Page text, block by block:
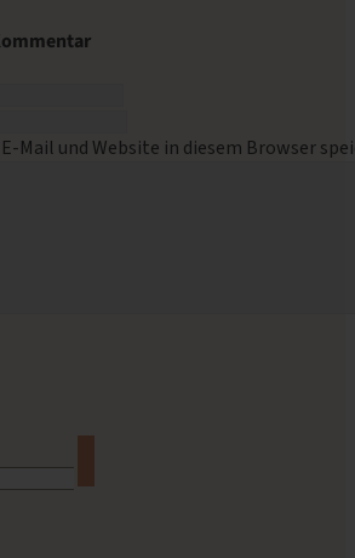
Mail und Website in diesem Browser